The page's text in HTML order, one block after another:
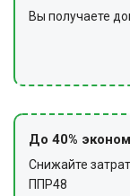
Вы получаете
До 40%
Снижайте
ППР48